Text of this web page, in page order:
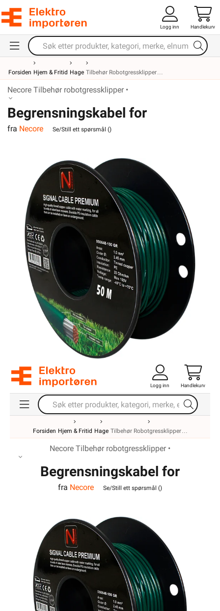
Logg inn Handlekurv
Forsiden Hjem & Fritid Hage Tilbehør Robotgressklipper
Necore Tilbehør robotgressklipper •
Begrensningskabel for
robotgressklipper 50m
fra Necore Se/Still ett spørsmål ()
Logg inn Handlekurv
Forsiden Hjem & Fritid Hage Tilbehør Robotgressklipper
Necore Tilbehør robotgressklipper •
Begrensningskabel for
robotgressklipper 50m
fra Necore Se/Still ett spørsmål ()